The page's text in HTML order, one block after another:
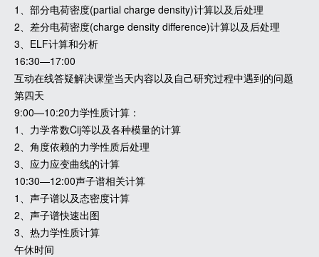
1、部分电荷密度(partial charge density)计算以及后处理
2、差分电荷密度(charge density difference)计算以及后处理
3、ELF计算和分析
16:30—17:00
互动在线答疑解决课堂当天内容以及自己研究过程中遇到的问题
第四天
9:00—10:20力学性质计算：
1、力学常数Cij等以及各种模量的计算
2、角度依赖的力学性质后处理
3、应力应变曲线的计算
10:30—12:00声子谱相关计算
1、声子谱以及态密度计算
2、声子谱快速出图
3、热力学性质计算
午休时间